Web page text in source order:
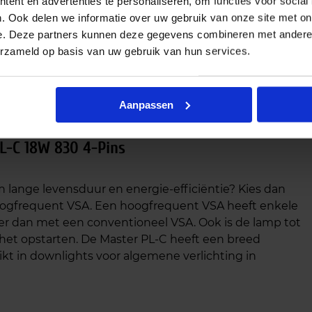
Ook delen we informatie over uw gebruik van onze site met
Deze partners kunnen deze gegevens combineren met
op basis van uw gebruik van hun services.
Aanpassen
4P 1CT/5X10BOX
18W 830 4-Pins
levensduur en energie-efficiëntie? Kies dan
VSA. Een hoogfrequent VSA heeft enkele
dan met een conventioneel VSA. Ook is de lamp tot
opstarten. De Master PL-C heeft een breed
in downlights voor algemene verlichting in